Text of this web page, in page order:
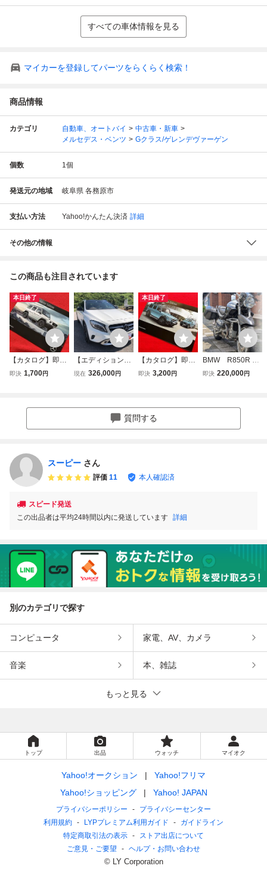
すべての車体情報を見る
マイカーを登録してパーツをらくらく検索！
商品情報
カテゴリ 自動車、オートバイ
中古車・新車
メルセデス・ベンツ
Gクラス/ゲレンデヴァーゲン
個数 1個
発送元の地域 岐阜県 各務原市
支払い方法 Yahoo!かんたん決済 詳細
その他の情報
この商品も注目されています
本日終了
【カタログ】即決
★2020年7月★限
即決 1,700円
【エディション
1】 メルセデス
ル＆エンブレム/Ｗ
サンル－フ/シート
現在 326,000円
本日終了
【カタログ】即決
★希少品★2018年
ジ エディション
★G★W463★ゲ
即決 3,200円
BMW R850R 車
検R9年10月 整
即決 220,000円
質問する
スーピー さん
評価 11 本人確認済
スピード発送
この出品者は平均24時間以内に発送しています 詳細
別のカテゴリで探す
コンピュータ 家電、AV、カメラ
音楽 本、雑誌
もっと見る
トップ 出品 ウォッチ マイオク
Yahoo!オークション
Yahoo!フリマ
Yahoo!ショッピング
Yahoo! JAPAN
プライバシーポリシー
プライバシーセンター
利用規約
LYPプレミアム利用ガイド
ガイドライン
特定商取引法の表示
ストア出店について
ご意見・ご要望
ヘルプ・お問い合わせ
© LY Corporation